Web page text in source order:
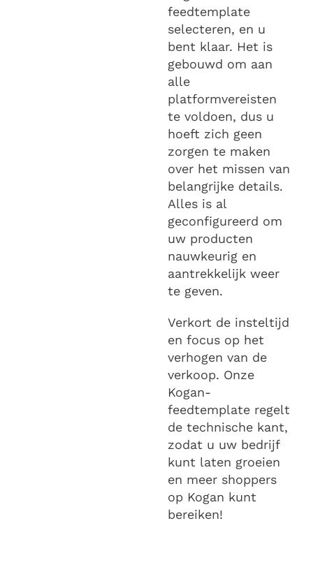
feedtemplate
selecteren, en u
bent klaar. Het is
gebouwd om aan
alle
platformvereisten
te voldoen, dus u
hoeft zich geen
zorgen te maken
over het missen van
belangrijke details.
Alles is al
geconfigureerd om
uw producten
nauwkeurig en
aantrekkelijk weer
te geven.
Verkort de insteltijd
en focus op het
verhogen van de
verkoop. Onze
Kogan-
feedtemplate regelt
de technische kant,
zodat u uw bedrijf
kunt laten groeien
en meer shoppers
op Kogan kunt
bereiken!